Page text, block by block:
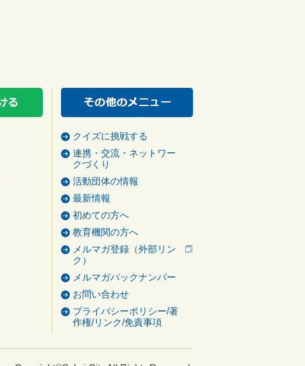
クイズに挑戦する
連携・交流・ネットワー
クづくり
活動団体の情報
最新情報
初めての方へ
教育機関の方へ
メルマガ登録（外部リン
ク）
メルマガバックナンバー
お問い合わせ
プライバシーポリシー/著
作権/リンク/免責事項